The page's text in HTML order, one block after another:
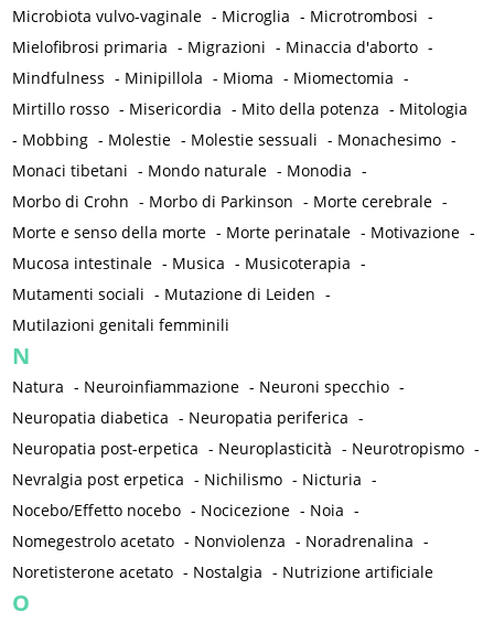
Microbiota vulvo-vaginale - Microglia - Microtrombosi -
Mielofibrosi primaria - Migrazioni - Minaccia d'aborto -
Mindfulness - Minipillola - Mioma - Miomectomia -
Mirtillo rosso - Misericordia - Mito della potenza - Mitologia
- Mobbing - Molestie - Molestie sessuali - Monachesimo -
Monaci tibetani - Mondo naturale - Monodia -
Morbo di Crohn - Morbo di Parkinson - Morte cerebrale -
Morte e senso della morte - Morte perinatale - Motivazione -
Mucosa intestinale - Musica - Musicoterapia -
Mutamenti sociali - Mutazione di Leiden -
Mutilazioni genitali femminili
N
Natura - Neuroinfiammazione - Neuroni specchio -
Neuropatia diabetica - Neuropatia periferica -
Neuropatia post-erpetica - Neuroplasticità - Neurotropismo -
Nevralgia post erpetica - Nichilismo - Nicturia -
Nocebo/Effetto nocebo - Nocicezione - Noia -
Nomegestrolo acetato - Nonviolenza - Noradrenalina -
Noretisterone acetato - Nostalgia - Nutrizione artificiale
O